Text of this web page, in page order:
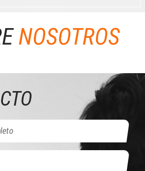
NOSOTROS